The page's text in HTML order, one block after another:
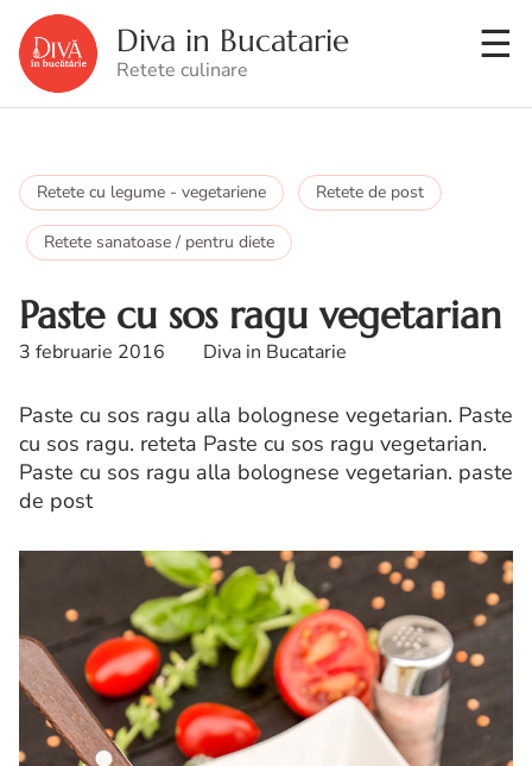
Diva in Bucatarie
Retete culinare
Retete cu legume - vegetariene Retete de post
Retete sanatoase / pentru diete
Paste cu sos ragu vegetarian
3 februarie 2016 Diva in Bucatarie
Paste cu sos ragu alla bolognese vegetarian. Paste
cu sos ragu. reteta Paste cu sos ragu vegetarian.
Paste cu sos ragu alla bolognese vegetarian. paste
de post